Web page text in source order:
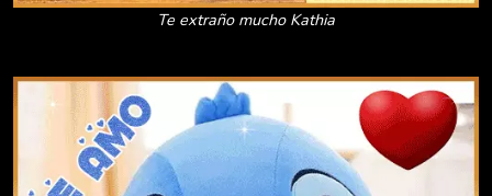
Te extraño mucho Kathia